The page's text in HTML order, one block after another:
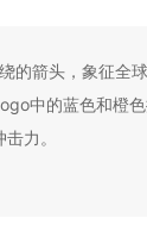
的箭头，象征全
中的蓝色和橙
力。